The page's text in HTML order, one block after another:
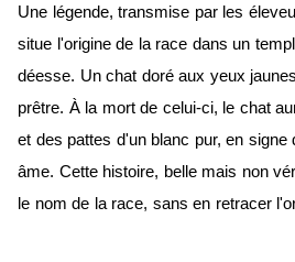
Une légende, transmise par les
situe l'origine de la race dans un
déesse. Un chat doré aux yeux
prêtre. À la mort de celui-ci, le chat
et des pattes d'un blanc pur, en
âme. Cette histoire, belle mais non
le nom de la race, sans en retracer